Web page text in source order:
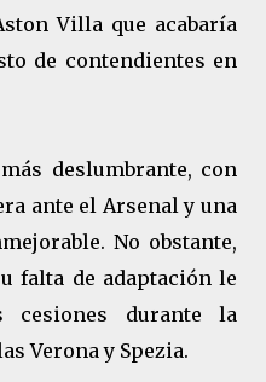
Villa que acabaría
de contendientes en
deslumbrante, con
ante el Arsenal y una
No obstante,
falta de adaptación le
cesiones durante la
Verona y Spezia.